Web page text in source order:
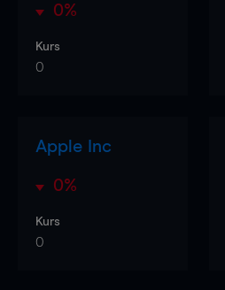
0%
Kurs
0
Apple Inc
0%
Kurs
0